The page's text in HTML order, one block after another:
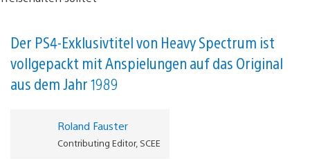
Der PS4-Exklusivtitel von Heavy Spectrum ist
vollgepackt mit Anspielungen auf das Original
aus dem Jahr 1989
Roland Fauster
Contributing Editor, SCEE